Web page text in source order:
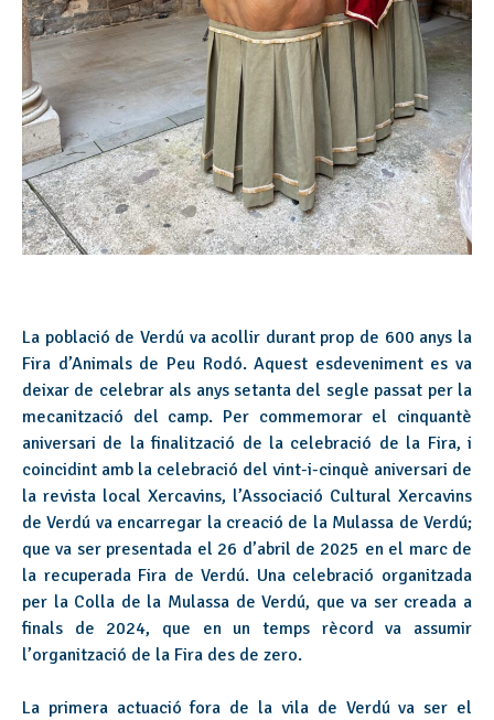
La població de Verdú va acollir durant prop de 600 anys la
Fira d’Animals de Peu Rodó. Aquest esdeveniment es va
deixar de celebrar als anys setanta del segle passat per la
mecanització del camp. Per commemorar el cinquantè
aniversari de la finalització de la celebració de la Fira, i
coincidint amb la celebració del vint-i-cinquè aniversari de
la revista local Xercavins, l’Associació Cultural Xercavins
de Verdú va encarregar la creació de la Mulassa de Verdú;
que va ser presentada el 26 d’abril de 2025 en el marc de
la recuperada Fira de Verdú. Una celebració organitzada
per la Colla de la Mulassa de Verdú, que va ser creada a
finals de 2024, que en un temps rècord va assumir
l’organització de la Fira des de zero.
La primera actuació fora de la vila de Verdú va ser el